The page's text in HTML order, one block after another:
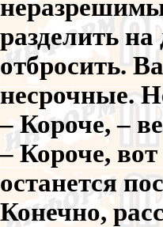
разделить
отбросить.
несрочные.
– Короче, –
– Короче,
останется
Конечно,